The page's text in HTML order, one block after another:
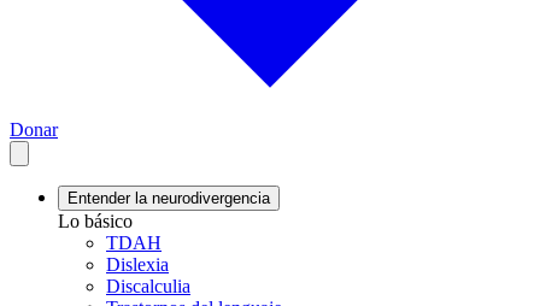
Donar
Entender la neurodivergencia
Lo básico
TDAH
Dislexia
Discalculia